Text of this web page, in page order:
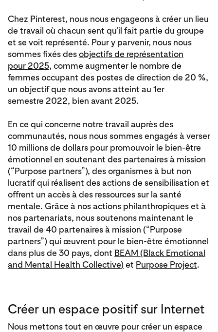
Chez Pinterest, nous nous engageons à créer un lieu
de travail où chacun sent qu'il fait partie du groupe
et se voit représenté. Pour y parvenir, nous nous
sommes fixés desobjectifs de représentation
pour 2025, comme augmenter le nombre de
femmes occupant des postes de direction de 20 %,
un objectif que nous avons atteint au 1er
semestre 2022, bien avant 2025.
En ce qui concerne notre travail auprès des
communautés, nous nous sommes engagés à verser
10 millions de dollars pour promouvoir le bien-être
émotionnel en soutenant des partenaires à mission
(“Purpose partners”), des organismes à but non
lucratif qui réalisent des actions de sensibilisation et
offrent un accès à des ressources sur la santé
mentale. Grâce à nos actions philanthropiques et à
nos partenariats, nous soutenons maintenant le
travail de 40 partenaires à mission (“Purpose
partners”) qui œuvrent pour le bien-être émotionnel
dans plus de 30 pays, dont BEAM (Black Emotional
and Mental Health Collective)et Purpose Project.
Créer un espace positif sur Internet
Nous mettons tout en œuvre pour créer un espace